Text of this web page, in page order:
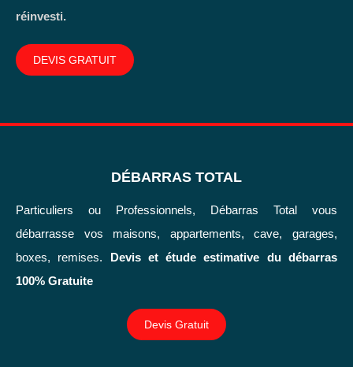
réinvesti.
DEVIS GRATUIT
DÉBARRAS TOTAL
Particuliers ou Professionnels, Débarras Total vous
débarrasse vos maisons, appartements, cave, garages,
boxes, remises. Devis et étude estimative du débarras
100% Gratuite
Devis Gratuit